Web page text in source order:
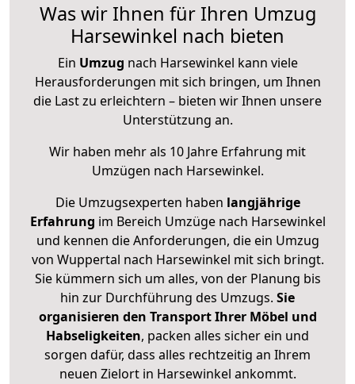
Was wir Ihnen für Ihren Umzug
Harsewinkel nach bieten
Ein Umzug nach Harsewinkel kann viele
Herausforderungen mit sich bringen, um Ihnen
die Last zu erleichtern – bieten wir Ihnen unsere
Unterstützung an.
Wir haben mehr als 10 Jahre Erfahrung mit
Umzügen nach Harsewinkel.
Die Umzugsexperten haben langjährige
Erfahrung im Bereich Umzüge nach Harsewinkel
und kennen die Anforderungen, die ein Umzug
von Wuppertal nach Harsewinkel mit sich bringt.
Sie kümmern sich um alles, von der Planung bis
hin zur Durchführung des Umzugs. Sie
organisieren den Transport Ihrer Möbel und
Habseligkeiten, packen alles sicher ein und
sorgen dafür, dass alles rechtzeitig an Ihrem
neuen Zielort in Harsewinkel ankommt.